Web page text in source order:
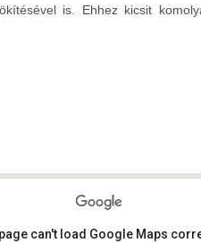
is. Ehhez kicsit
can't load Google Maps